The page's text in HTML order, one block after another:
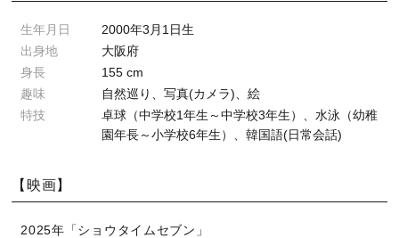
生年月日
2000年3月1日生
出身地
大阪府
身長
155 cm
趣味
自然巡り、写真(カメラ)、絵
特技
卓球（中学校1年生～中学校3年生）、水泳（幼稚
園年長～小学校6年生）、韓国語(日常会話)
【映画】
2025年「ショウタイムセブン」